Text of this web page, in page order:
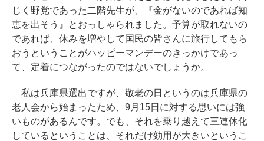
じく野党であった二階先生が、『金がないのであれば知
恵を出そう』とおっしゃられました。予算が取れないの
であれば、休みを増やして国民の皆さんに旅行してもら
おうということがハッピーマンデーのきっかけであっ
て、定着につながったのではないでしょうか。
私は兵庫県選出ですが、敬老の日というのは兵庫県の
老人会から始まったため、9月15日に対する思いには強
いものがあるんです。でも、それを乗り越えて三連休化
しているということは、それだけ効用が大きいというこ